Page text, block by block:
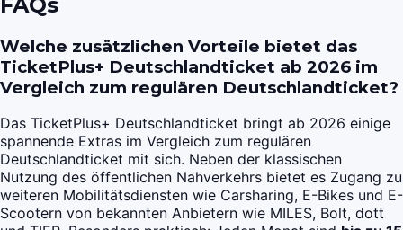
Welche zusätzlichen Vorteile bietet das
TicketPlus+ Deutschlandticket ab 2026 im
Vergleich zum regulären Deutschlandticket?
Das TicketPlus+ Deutschlandticket bringt ab 2026 einige
spannende Extras im Vergleich zum regulären
Deutschlandticket mit sich. Neben der klassischen
Nutzung des öffentlichen Nahverkehrs bietet es Zugang zu
weiteren Mobilitätsdiensten wie Carsharing, E-Bikes und E-
Scootern von bekannten Anbietern wie MILES, Bolt, dott